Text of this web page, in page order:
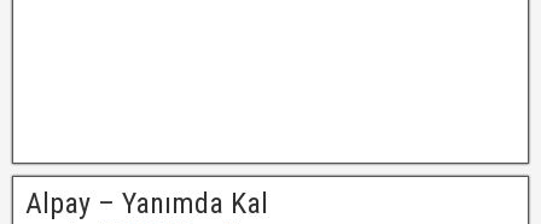
Alpay – Yanımda Kal